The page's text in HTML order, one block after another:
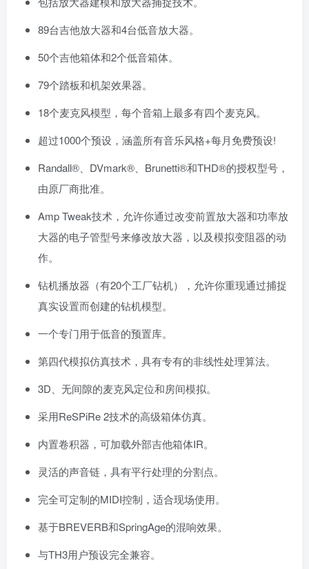
89台吉他放大器和4台低音放大器。
50个吉他箱体和2个低音箱体。
79个踏板和机架效果器。
18个麦克风模型，每个音箱上最多有四个麦克风。
超过1000个预设，涵盖所有音乐风格+每月免费预设!
Randall®、DVmark®、Brunetti®和THD®的授权型号，
由原厂商批准。
Amp Tweak技术，允许你通过改变前置放大器和功率放
大器的电子管型号来修改放大器，以及模拟变阻器的动
作。
钻机播放器（有20个工厂钻机），允许你重现通过捕捉
真实设置而创建的钻机模型。
一个专门用于低音的预置库。
第四代模拟仿真技术，具有专有的非线性处理算法。
3D、无间隙的麦克风定位和房间模拟。
采用ReSPiRe 2技术的高级箱体仿真。
内置卷积器，可加载外部吉他箱体IR。
灵活的声音链，具有平行处理的分割点。
完全可定制的MIDI控制，适合现场使用。
基于BREVERB和SpringAge的混响效果。
与TH3用户预设完全兼容。